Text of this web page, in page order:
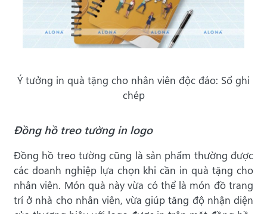
Ý tưởng in quà tặng cho nhân viên độc đáo: Sổ ghi
chép
Đồng hồ treo tường in logo
Đồng hồ treo tường cũng là sản phẩm thường được
các doanh nghiệp lựa chọn khi cần in quà tặng cho
nhân viên. Món quà này vừa có thể là món đồ trang
trí ở nhà cho nhân viên, vừa giúp tăng độ nhận diện